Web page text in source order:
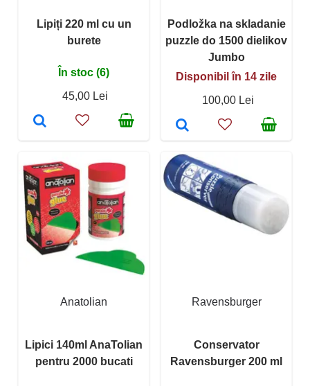
Lipiți 220 ml cu un
burete
În stoc (6)
45,00 Lei
Podložka na skladanie
puzzle do 1500 dielikov
Jumbo
Disponibil în 14 zile
100,00 Lei
Anatolian
Lipici 140ml AnaTolian
pentru 2000 bucati
Ravensburger
Conservator
Ravensburger 200 ml